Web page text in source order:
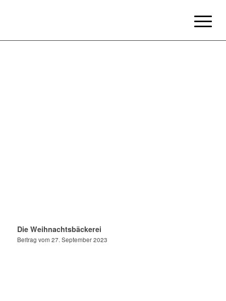
Die Weihnachtsbäckerei
Beitrag vom 27. September 2023